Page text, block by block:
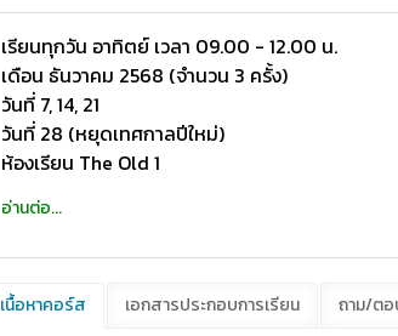
เรียนทุกวัน อาทิตย์ เวลา 09.00 - 12.00 น.
เดือน ธันวาคม 2568 (จำนวน 3 ครั้ง)
วันที่ 7, 14, 21
วันที่ 28 (หยุดเทศกาลปีใหม่)
ห้องเรียน The Old 1
อ่านต่อ...
เนื้อหาคอร์ส เอกสารประกอบการเรียน ถาม/ต